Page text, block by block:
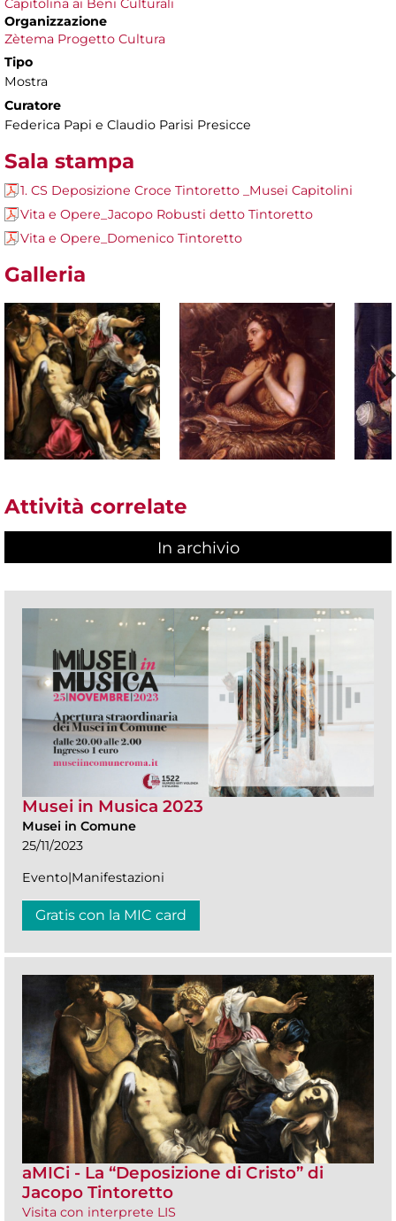
Capitolina ai Beni Culturali
Organizzazione
Zètema Progetto Cultura
Tipo
Mostra
Curatore
Federica Papi e Claudio Parisi Presicce
Sala stampa
1. CS Deposizione Croce Tintoretto _Musei Capitolini
Vita e Opere_Jacopo Robusti detto Tintoretto
Vita e Opere_Domenico Tintoretto
Galleria
Attività correlate
In archivio
Musei in Musica 2023
Musei in Comune
25/11/2023
Evento|Manifestazioni
Gratis con la MIC card
aMICi - La “Deposizione di Cristo” di
Jacopo Tintoretto
Visita con interprete LIS